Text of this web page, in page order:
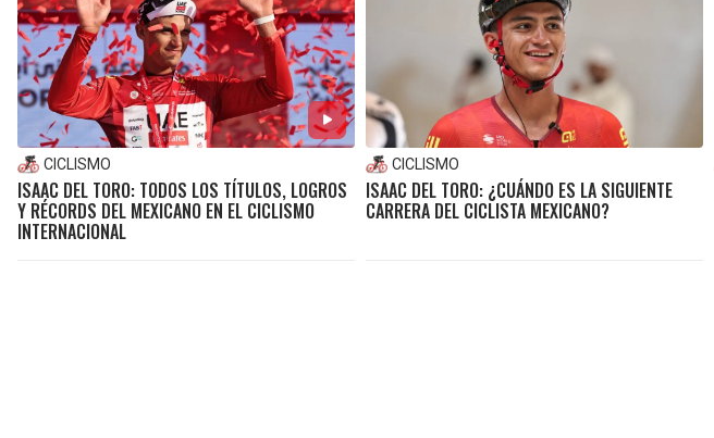
CICLISMO
ISAAC DEL TORO: TODOS LOS TÍTULOS, LOGROS
Y RÉCORDS DEL MEXICANO EN EL CICLISMO
INTERNACIONAL
CICLISMO
ISAAC DEL TORO: ¿CUÁNDO ES LA SIGUIENTE
CARRERA DEL CICLISTA MEXICANO?